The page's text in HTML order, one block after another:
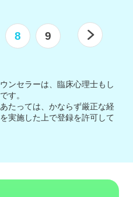
8 9
ンセラーは、臨床心理士もし
す。
たっては、かならず厳正な経
実施した上で登録を許可して